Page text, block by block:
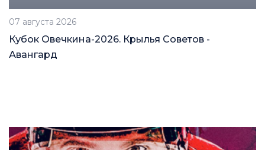
07 августа 2026
Кубок Овечкина-2026. Крылья Советов -
Авангард